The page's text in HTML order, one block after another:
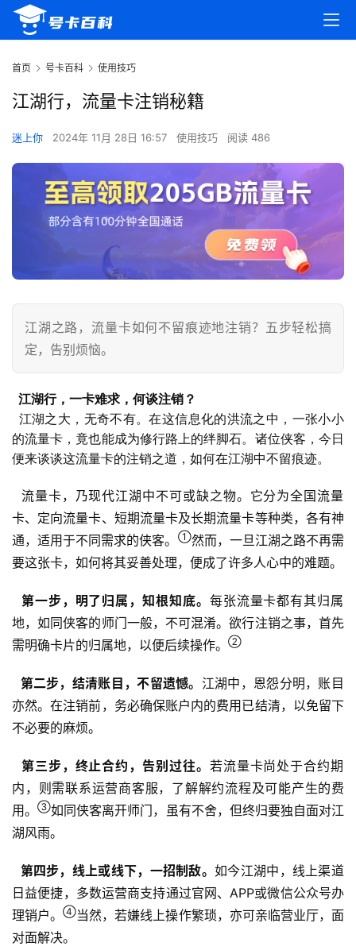
首
页
首页 号卡百科 使用技巧
江湖行，流量卡注销秘籍
迷上你 2024年 11月 28日 16:57 使用技巧 阅读 486
江湖之路，流量卡如何不留痕迹地注销？五步轻松搞
定，告别烦恼。
江湖行，一卡难求，何谈注销？
的流量卡，竟也能成为修行路上的绊脚石。诸位侠客，今日
便来谈谈这流量卡的注销之道，如何在江湖中不留痕迹。
卡、定向流量卡、短期流量卡及长期流量卡等种类，各有神
通，适用于不同需求的侠客。
①然而，一旦江湖之路不再需
要这张卡，如何将其妥善处理，便成了许多人心中的难题。
第一步，明了归属，知根知底。 每张流量卡都有其归属
地，如同侠客的师门一般，不可混淆。欲行注销之事，首先
需明确卡片的归属地，以便后续操作。
②
第二步，结清账目，不留遗憾。 江湖中，恩怨分明，账目
亦然。在注销前，务必确保账户内的费用已结清，以免留下
不必要的麻烦。
第三步，终止合约，告别过往。 若流量卡尚处于合约期
内，则需联系运营商客服，了解解约流程及可能产生的费
用。③如同侠客离开师门，虽有不舍，但终归要独自面对江
湖风雨。
第四步，线上或线下，一招制敌。如今江湖中，线上渠道
日益便捷，多数运营商支持通过官网、APP或微信公众号办
理销户。④当然，若嫌线上操作繁琐，亦可亲临营业厅，面
对面解决。